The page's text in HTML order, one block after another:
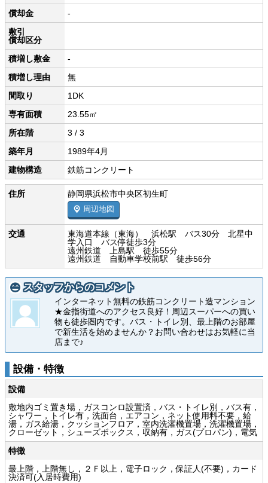
償却金
-
敷引
償却区分
積増し敷金
-
積増し理由
無
間取り
1DK
専有面積
23.55㎡
所在階
3 / 3
築年月
1989年4月
建物構造
鉄筋コンクリート
住所 静岡県浜松市中央区初生町
周辺地図
交通
東海道本線（東海） 浜松駅 バス30分 北星中
学入口 バス停徒歩3分
遠州鉄道 上島駅 徒歩55分
遠州鉄道 自動車学校前駅 徒歩56分
スタッフからのコメント
インターネット無料の鉄筋コンクリート造マンション
★金指街道へのアクセス良好！周辺スーパーへの買い
物も徒歩圏内です。バス・トイレ別、最上階のお部屋
で新生活を始めませんか？お問い合わせはお気軽に当
店まで♪
設備・特徴
設備
敷地内ゴミ置き場，ガスコンロ設置済，バス・トイレ別，バス有，
シャワー，トイレ有，洗面台，エアコン，ネット使用料不要，給
湯，ガス給湯，クッションフロア，室内洗濯機置場，洗濯機置場，
クローゼット，シューズボックス，収納有，ガス(プロパン)，電気
特徴
最上階，上階無し，２Ｆ以上，電子ロック，保証人(不要)，カード
決済可(入居時費用)